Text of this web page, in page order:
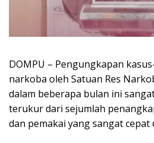
DOMPU – Pengungkapan
narkoba oleh Satuan Res
dalam beberapa bulan ini
terukur dari sejumlah
dan pemakai yang sangat